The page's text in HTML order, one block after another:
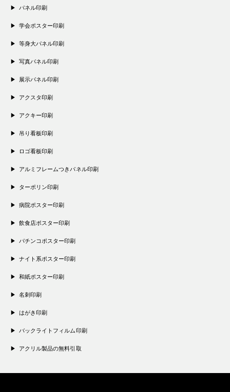
パネル印刷
学会ポスター印刷
等身大パネル印刷
写真パネル印刷
展示パネル印刷
アクスタ印刷
アクキー印刷
吊り看板印刷
ロゴ看板印刷
アルミフレームつきパネル印刷
ターポリン印刷
病院ポスター印刷
飲食店ポスター印刷
パチンコポスター印刷
ナイト系ポスター印刷
和紙ポスター印刷
名刺印刷
はがき印刷
バックライトフィルム印刷
アクリル製品の無料引取